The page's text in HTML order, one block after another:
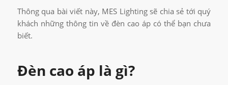
Thông qua bài viết này, MES Lighting sẽ chia sẻ tới quý
khách những thông tin về đèn cao áp có thể bạn chưa
biết.
Đèn cao áp là gì?